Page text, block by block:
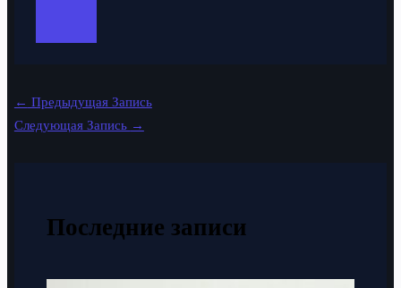
← Предыдущая Запись
Следующая Запись →
Последние записи